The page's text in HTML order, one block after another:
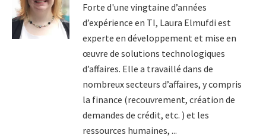
Forte d'une vingtaine d’années
d’expérience en TI, Laura Elmufdi est
experte en développement et mise en
œuvre de solutions technologiques
d’affaires. Elle a travaillé dans de
nombreux secteurs d’affaires, y compris
la finance (recouvrement, création de
demandes de crédit, etc. ) et les
ressources humaines, ...